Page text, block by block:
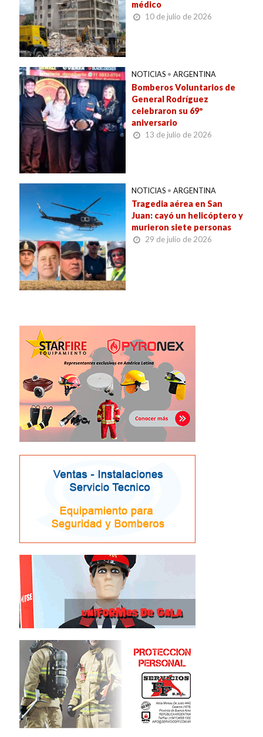
médico
10 de julio de 2026
NOTICIAS • ARGENTINA
Bomberos Voluntarios de
General Rodríguez
celebraron su 69º
aniversario
13 de julio de 2026
NOTICIAS • ARGENTINA
Tragedia aérea en San
Juan: cayó un helicóptero y
murieron siete personas
29 de julio de 2026